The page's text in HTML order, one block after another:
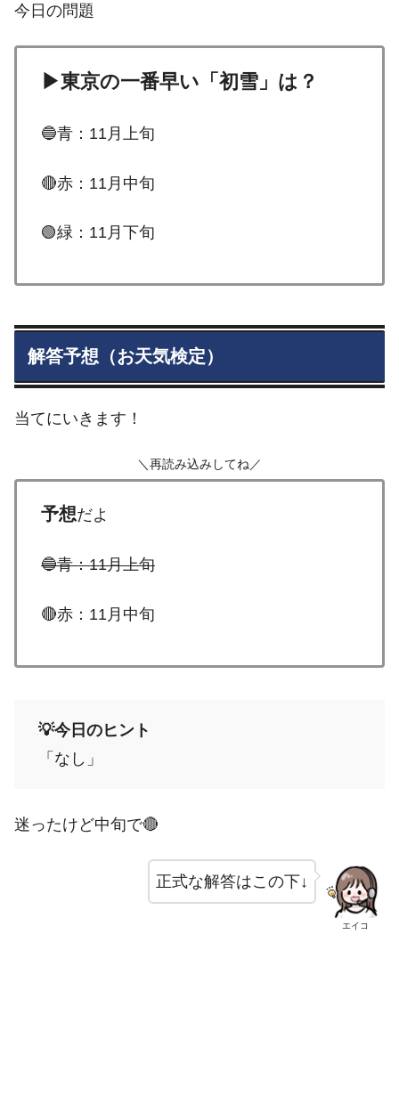
今日の問題
▶東京の一番早い「初雪」は？
🔵青：11月上旬
🔴赤：11月中旬
🟢緑：11月下旬
解答予想（お天気検定）
当てにいきます！
＼再読み込みしてね／
予想だよ
🔵青：11月上旬
🔴赤：11月中旬
💡今日のヒント
「なし」
迷ったけど中旬で🔴
エイコ
正式な解答はこの下↓